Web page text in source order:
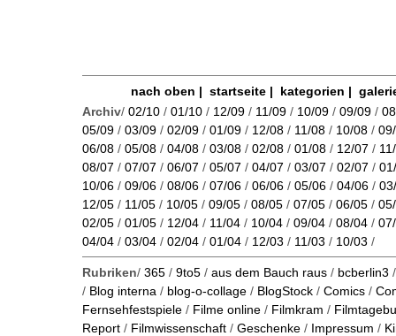
nach oben | startseite| kategorien |
Archiv/ 02/10 / 01/10 / 12/09 / 11/09 / 10/09 / 09/09 /
05/09 / 03/09 / 02/09 / 01/09 / 12/08 / 11/08 / 10/08 /
06/08 / 05/08 / 04/08 / 03/08 / 02/08 / 01/08 / 12/07 /
08/07 / 07/07 / 06/07 / 05/07 / 04/07 / 03/07 / 02/07 /
10/06 / 09/06 / 08/06 / 07/06 / 06/06 / 05/06 / 04/06 /
12/05 / 11/05 / 10/05 / 09/05 / 08/05 / 07/05 / 06/05 /
02/05 / 01/05 / 12/04 / 11/04 / 10/04 / 09/04 / 08/04 /
04/04 / 03/04 / 02/04 / 01/04 / 12/03 / 11/03 / 10/03 /
Rubriken/ 365 / 9to5 / aus dem Bauch raus / bcberlin3
/ Blog interna / blog-o-collage / BlogStock / Comics /
Fernsehfestspiele / Filme online / Filmkram /
Report / Filmwissenschaft / Geschenke / Impressum /